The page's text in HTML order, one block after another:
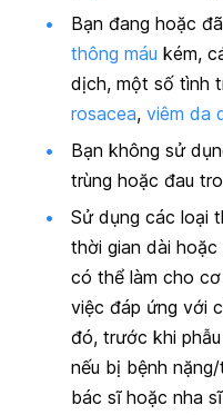
Bạn đang hoặc
thông máu kém,
dịch, một số tình
rosacea, viêm da
Bạn không sử
trùng hoặc đau
Sử dụng các loại
thời gian dài
có thể làm cho
việc đáp ứng với
đó, trước khi
nếu bị bệnh
bác sĩ hoặc nha